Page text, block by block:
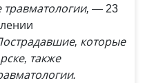
травматологии, —23
которые
также